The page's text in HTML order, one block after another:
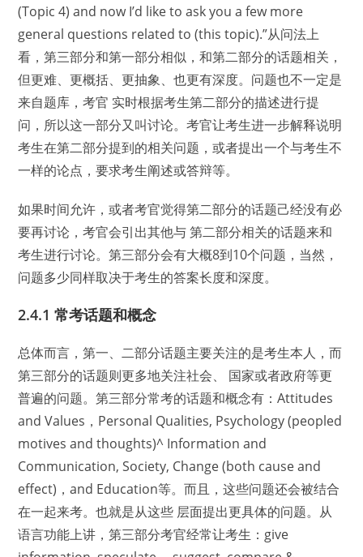
(Topic 4) and now I’d like to ask you a few more
general questions related to (this topic).”从问法上
看，第三部分和第一部分相似，和第二部分的话题相关，
但更难、更概括、更抽象、也更有深度。问题也不一定是
来自题库，考官 实时根据考生第二部分的描述进行提
问，所以这一部分又叫讨论。考官让考生进一步解释说明
考生在第二部分提到的相关问题，或者提出一个与考生不
一样的论点，要求考生阐述或答辩等。
如果时间允许，或者考官觉得第二部分的话题己经没有必
要再讨论，考官会引出其他与 第二部分相关的话题来和
考生进行讨论。第三部分会有大概8到10个问题，当然，
问题多少同样取决于考生的答案长度和深度。
2.4.1 常考话题和概念
总体而言，第一、二部分话题主要关注的是考生本人，而
第三部分的话题则更多地关注社会、 国家或者政府等更
普遍的问题。第三部分常考的话题和概念有：Attitudes
and Values，Personal Qualities, Psychology (peopled
motives and thoughts)^ Information and
Communication, Society, Change (both cause and
effect)，and Education等。而且，这些问题还会被结合
在一起来考。也就是从这些 层面提出更具体的问题。从
语言功能上讲，第三部分考官经常让考生：give